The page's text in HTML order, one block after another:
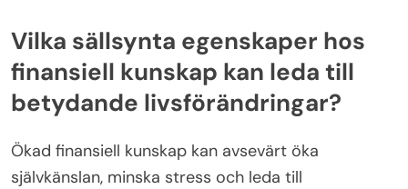
Vilka sällsynta egenskaper hos
finansiell kunskap kan leda till
betydande livsförändringar?
Ökad finansiell kunskap kan avsevärt öka
självkänslan, minska stress och leda till